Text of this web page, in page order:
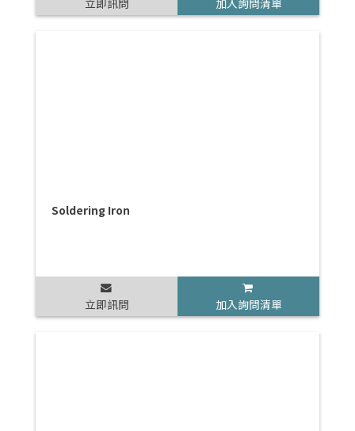
立即訊問 加入詢問清單
Soldering Iron
立即訊問 加入詢問清單